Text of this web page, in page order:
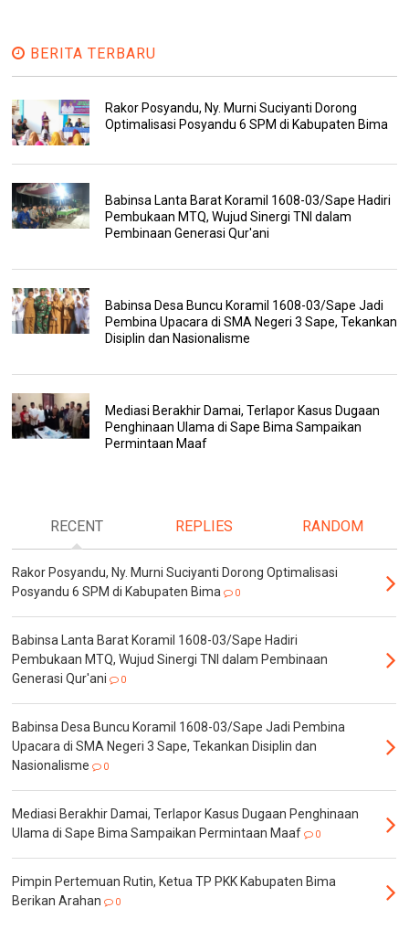
BERITA TERBARU
Rakor Posyandu, Ny. Murni Suciyanti Dorong
Optimalisasi Posyandu 6 SPM di Kabupaten Bima
Babinsa Lanta Barat Koramil 1608-03/Sape Hadiri
Pembukaan MTQ, Wujud Sinergi TNI dalam
Pembinaan Generasi Qur'ani
Babinsa Desa Buncu Koramil 1608-03/Sape Jadi
Pembina Upacara di SMA Negeri 3 Sape, Tekankan
Disiplin dan Nasionalisme
Mediasi Berakhir Damai, Terlapor Kasus Dugaan
Penghinaan Ulama di Sape Bima Sampaikan
Permintaan Maaf
RECENT REPLIES RANDOM
Rakor Posyandu, Ny. Murni Suciyanti Dorong Optimalisasi
Posyandu 6 SPM di Kabupaten Bima
0
Babinsa Lanta Barat Koramil 1608-03/Sape Hadiri
Pembukaan MTQ, Wujud Sinergi TNI dalam Pembinaan
Generasi Qur'ani
0
Babinsa Desa Buncu Koramil 1608-03/Sape Jadi Pembina
Upacara di SMA Negeri 3 Sape, Tekankan Disiplin dan
Nasionalisme
0
Mediasi Berakhir Damai, Terlapor Kasus Dugaan Penghinaan
Ulama di Sape Bima Sampaikan Permintaan Maaf
0
Pimpin Pertemuan Rutin, Ketua TP PKK Kabupaten Bima
Berikan Arahan
0